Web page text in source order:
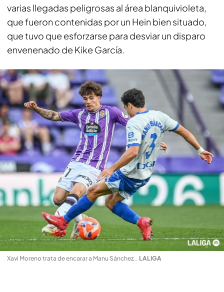
varias llegadas peligrosas al área blanquivioleta,
que fueron contenidas por un Hein bien situado,
que tuvo que esforzarse para desviar un disparo
envenenado de Kike García.
Xavi Moreno trata de encarar a Manu Sánchez.. LALIGA